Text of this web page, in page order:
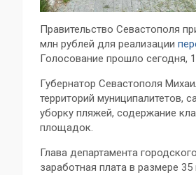
Правительство Севастополя
млн рублей для реализации
Голосование прошло сегодня,
Губернатор Севастополя
территорий муниципалитетов,
уборку пляжей, содержание
площадок.
Глава департамента
заработная плата в размере